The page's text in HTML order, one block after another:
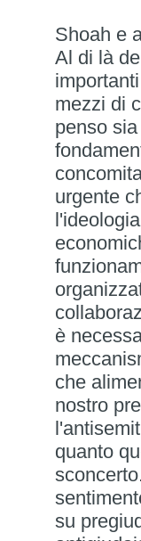
Shoah e
Al di là
mezzi di
penso
urgente
è
che
nostro
quanto
su